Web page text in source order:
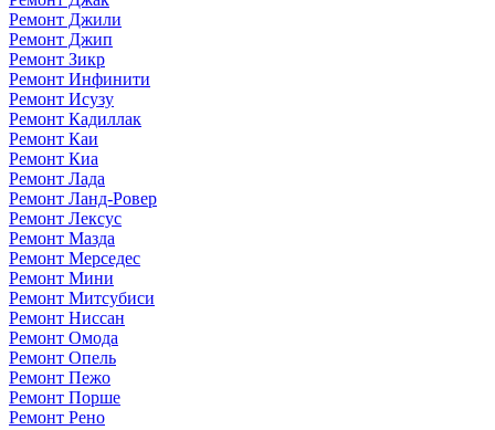
Ремонт Джили
Ремонт Джип
Ремонт Зикр
Ремонт Инфинити
Ремонт Исузу
Ремонт Кадиллак
Ремонт Каи
Ремонт Киа
Ремонт Лада
Ремонт Ланд-Ровер
Ремонт Лексус
Ремонт Мазда
Ремонт Мерседес
Ремонт Мини
Ремонт Митсубиси
Ремонт Ниссан
Ремонт Омода
Ремонт Опель
Ремонт Пежо
Ремонт Порше
Ремонт Рено